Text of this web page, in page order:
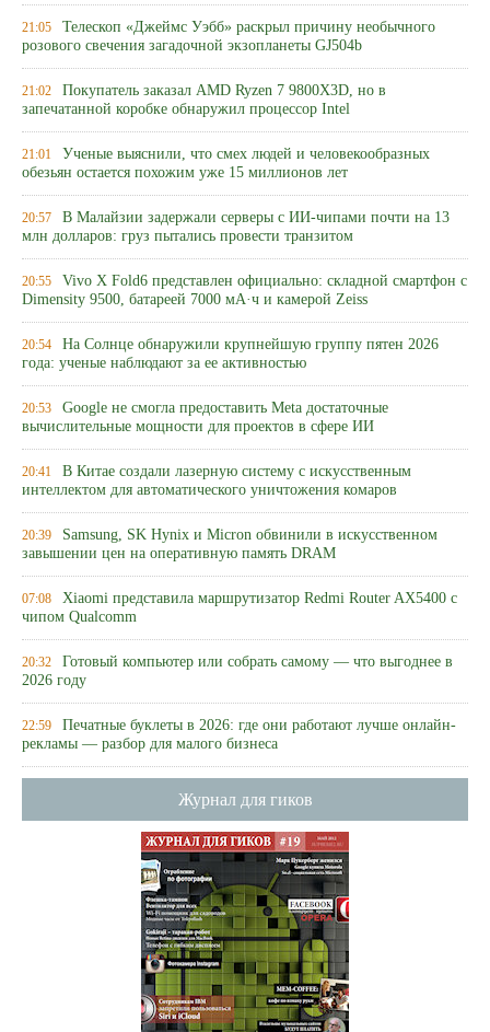
21:05 Телескоп «Джеймс Уэбб» раскрыл причину необычного
розового свечения загадочной экзопланеты GJ504b
21:02 Покупатель заказал AMD Ryzen 7 9800X3D, но в
запечатанной коробке обнаружил процессор Intel
21:01 Ученые выяснили, что смех людей и человекообразных
обезьян остается похожим уже 15 миллионов лет
20:57 В Малайзии задержали серверы с ИИ-чипами почти на 13
млн долларов: груз пытались провести транзитом
20:55 Vivo X Fold6 представлен официально: складной смартфон с
Dimensity 9500, батареей 7000 мА·ч и камерой Zeiss
20:54 На Солнце обнаружили крупнейшую группу пятен 2026
года: ученые наблюдают за ее активностью
20:53 Google не смогла предоставить Meta достаточные
вычислительные мощности для проектов в сфере ИИ
20:41 В Китае создали лазерную систему с искусственным
интеллектом для автоматического уничтожения комаров
20:39 Samsung, SK Hynix и Micron обвинили в искусственном
завышении цен на оперативную память DRAM
07:08 Xiaomi представила маршрутизатор Redmi Router AX5400 с
чипом Qualcomm
20:32 Готовый компьютер или собрать самому — что выгоднее в
2026 году
22:59 Печатные буклеты в 2026: где они работают лучше онлайн-
рекламы — разбор для малого бизнеса
Журнал для гиков